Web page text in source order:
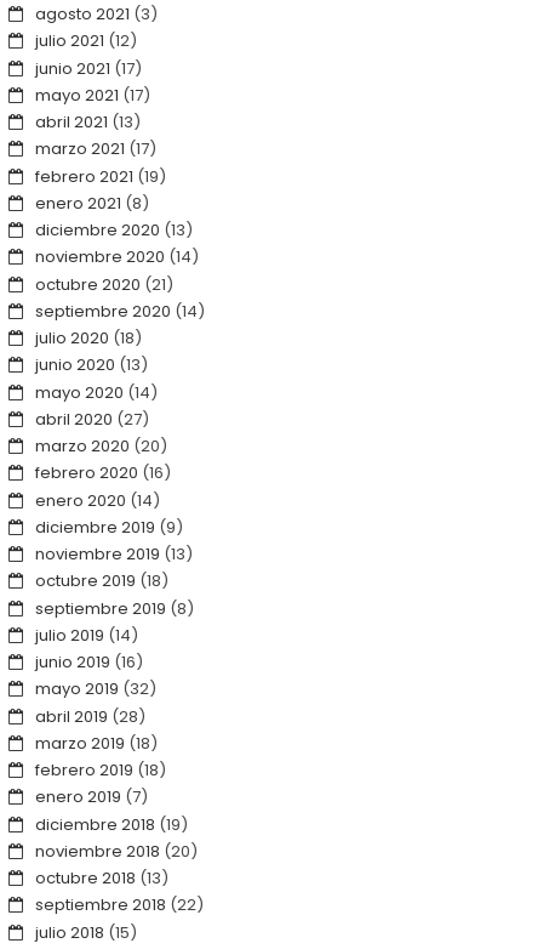
agosto 2021 (3)
julio 2021 (12)
junio 2021 (17)
mayo 2021 (17)
abril 2021 (13)
marzo 2021 (17)
febrero 2021 (19)
enero 2021 (8)
diciembre 2020 (13)
noviembre 2020 (14)
octubre 2020 (21)
septiembre 2020 (14)
julio 2020 (18)
junio 2020 (13)
mayo 2020 (14)
abril 2020 (27)
marzo 2020 (20)
febrero 2020 (16)
enero 2020 (14)
diciembre 2019 (9)
noviembre 2019 (13)
octubre 2019 (18)
septiembre 2019 (8)
julio 2019 (14)
junio 2019 (16)
mayo 2019 (32)
abril 2019 (28)
marzo 2019 (18)
febrero 2019 (18)
enero 2019 (7)
diciembre 2018 (19)
noviembre 2018 (20)
octubre 2018 (13)
septiembre 2018 (22)
julio 2018 (15)